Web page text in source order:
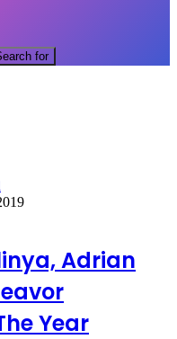
for
Adrian
Year